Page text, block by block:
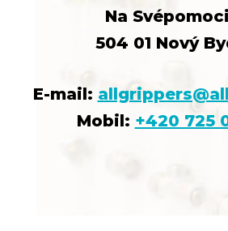
Na Svépomoci
504 01 Nový
E-mail:
Mobil: +420 725